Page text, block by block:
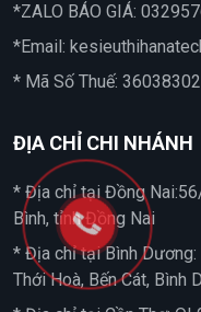
*ZALO BÁO GIÁ:
*Email:
* Mã Số Thuế:
ĐỊA CHỈ CHI NHÁNH
* Địa chỉ tại Đồng
Bình, tỉnh Đồng Nai
* Địa chỉ tại Bình
Thới Hoà, Bến Cát, Bình